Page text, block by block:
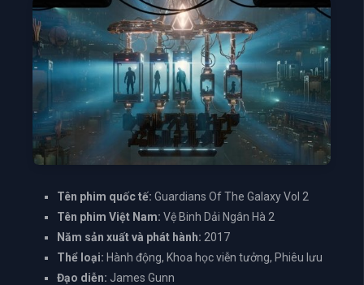
Tên phim quốc tế: Guardians Of The Galaxy Vol 2
Tên phim Việt Nam: Vệ Binh Dải Ngân Hà 2
Năm sản xuất và phát hành: 2017
Thể loại: Hành động, Khoa học viễn tưởng, Phiêu lưu
Đạo diễn: James Gunn